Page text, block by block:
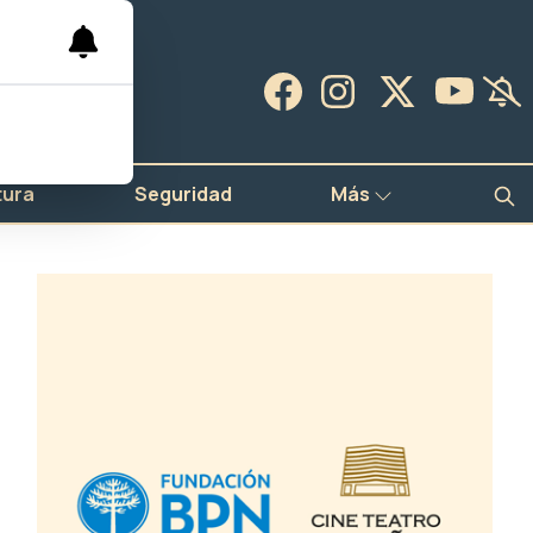
Seguridad Más